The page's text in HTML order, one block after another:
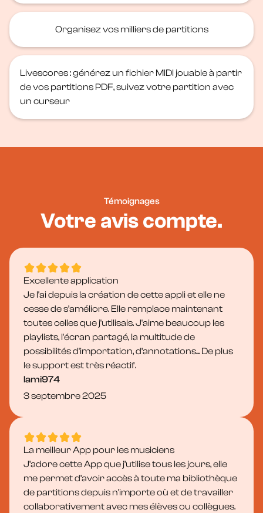
Organisez vos milliers de partitions
Livescores : générez un fichier MIDI jouable à partir
de vos partitions PDF, suivez votre partition avec
un curseur
Témoignages
Votre avis compte.
Excellente application
Je l'ai depuis la création de cette appli et elle ne
cesse de s’améliore. Elle remplace maintenant
toutes celles que j'utilisais. J'aime beaucoup les
playlists, l'écran partagé, la multitude de
possibilités d'importation, d’annotations... De plus
le support est très réactif.
lami974
3 septembre 2025
La meilleur App pour les musiciens
J’adore cette App que j’utilise tous les jours, elle
me permet d’avoir accès à toute ma bibliothèque
de partitions depuis n’importe où et de travailler
collaborativement avec mes élèves ou collègues.